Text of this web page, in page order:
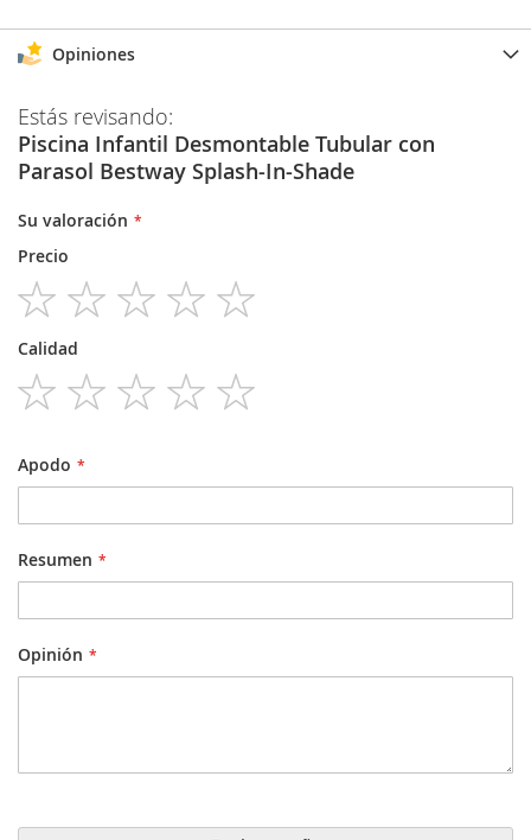
Opiniones
Estás revisando:
Piscina Infantil Desmontable Tubular con
Parasol Bestway Splash-In-Shade
Su valoración
Precio
star
stars
stars
stars
stars
Calidad
Apodo
Resumen
Opinión